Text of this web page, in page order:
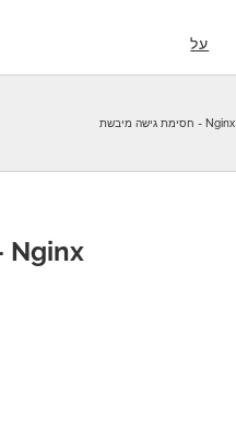
על
Nginx - חסימת גישה מיבשת
Nginx - חסימת גישה מיבשת